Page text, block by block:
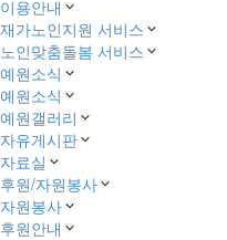
이용안내
재가노인지원 서비스
노인맞춤돌봄 서비스
예원소식
예원소식
예원갤러리
자유게시판
자료실
후원/자원봉사
자원봉사
후원안내